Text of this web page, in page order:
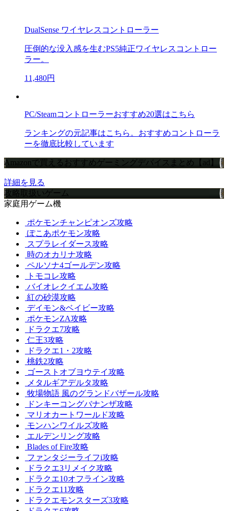
DualSense ワイヤレスコントローラー
圧倒的な没入感を生むPS5純正ワイヤレスコントロー
ラー。
11,480円
PC/Steamコントローラーおすすめ20選はこちら
ランキングの元記事はこちら。おすすめコントローラ
ーを徹底比較しています
Amazonで買えるおすすめゲーミングデバイスまとめ【ad】
詳細を見る
攻略取扱いゲーム
家庭用ゲーム機
ポケモンチャンピオンズ攻略
ぽこあポケモン攻略
スプラレイダース攻略
時のオカリナ攻略
ペルソナ4ゴールデン攻略
トモコレ攻略
バイオレクイエム攻略
紅の砂漠攻略
デイモン&ベイビー攻略
ポケモンZA攻略
ドラクエ7攻略
仁王3攻略
ドラクエ1・2攻略
桃鉄2攻略
ゴーストオブヨウテイ攻略
メタルギアデルタ攻略
牧場物語 風のグランドバザール攻略
ドンキーコングバナンザ攻略
マリオカートワールド攻略
モンハンワイルズ攻略
エルデンリング攻略
Blades of Fire攻略
ファンタジーライフi攻略
ドラクエ3リメイク攻略
ドラクエ10オフライン攻略
ドラクエ11攻略
ドラクエモンスターズ3攻略